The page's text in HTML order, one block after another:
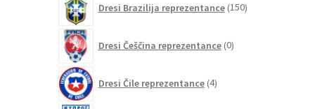
Dresi Brazilija reprezentance 150izdelkov
Dresi Češčina reprezentance 0izdelkov
Dresi Čile reprezentance 4izdelki